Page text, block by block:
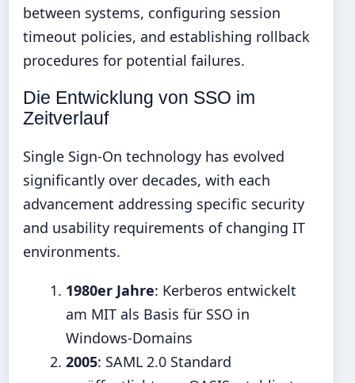
between systems, configuring session
timeout policies, and establishing rollback
procedures for potential failures.
Die Entwicklung von SSO im
Zeitverlauf
Single Sign-On technology has evolved
significantly over decades, with each
advancement addressing specific security
and usability requirements of changing IT
environments.
1980er Jahre: Kerberos entwickelt
am MIT als Basis für SSO in
Windows-Domains
2005: SAML 2.0 Standard